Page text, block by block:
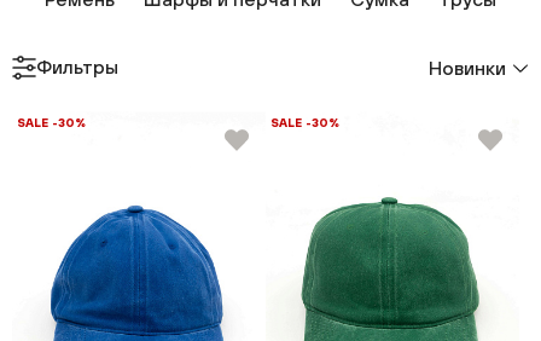
Фильтры Новинки
SALE -30% SALE -30%